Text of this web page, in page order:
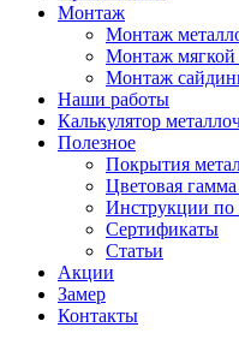
Монтаж
Монтаж
Монтаж мягкой
Монтаж
Наши работы
Калькулятор
Полезное
Покрытия
Цветовая
Инструкции по
Сертификаты
Статьи
Акции
Замер
Контакты